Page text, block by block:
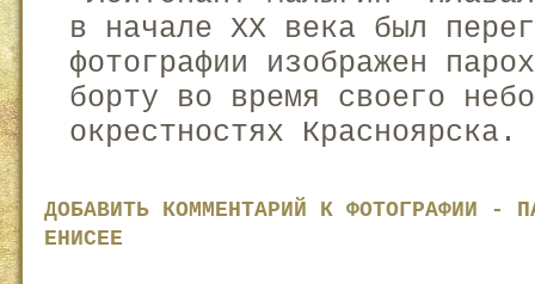
в начале XX века был
фотографии изображен
борту во время своего
окрестностях Красноярска.
ДОБАВИТЬ КОММЕНТАРИЙ К ФОТОГРАФИИ -
ЕНИСЕЕ